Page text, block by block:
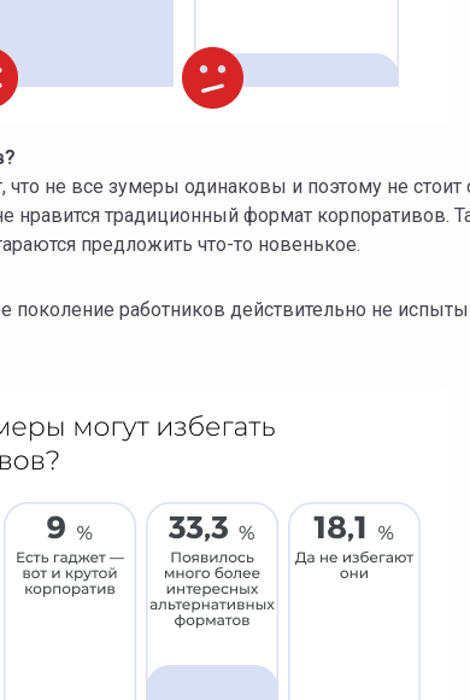
что не все зумеры одинаковы и поэтому не
традиционный формат корпоративов.
предложить что-то новенькое.
поколение работников действительно не